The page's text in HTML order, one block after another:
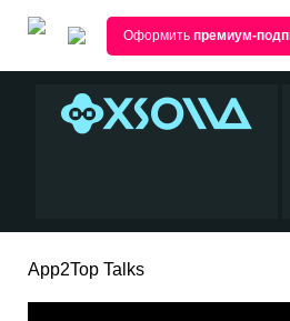
Оформить премиум-
App2Top Talks